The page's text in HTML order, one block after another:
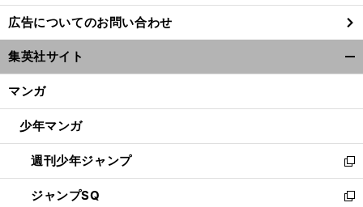
し
い
ウ
ィ
ン
ウ
開
く
広告についてのお問い合わせ
集英社サイト
マンガ
少年マンガ
週刊少年ジャンプ
新
し
い
ジャンプSQ
新